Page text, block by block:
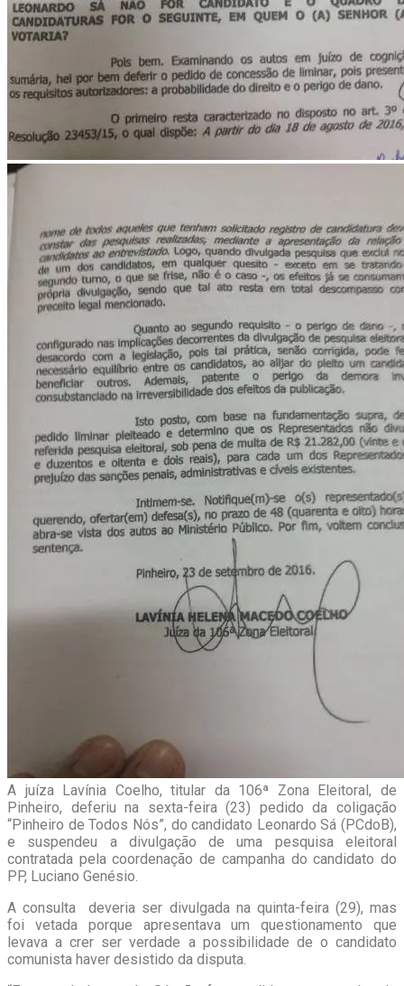
A juíza Lavínia Coelho, titular da 106ª Zona Eleitoral, de
Pinheiro, deferiu na sexta-feira (23) pedido da coligação
“Pinheiro de Todos Nós”, do candidato Leonardo Sá (PCdoB),
e suspendeu a divulgação de uma pesquisa eleitoral
contratada pela coordenação de campanha do candidato do
PP, Luciano Genésio.
A consulta deveria ser divulgada na quinta-feira (29), mas
foi vetada porque apresentava um questionamento que
levava a crer ser verdade a possibilidade de o candidato
comunista haver desistido da disputa.